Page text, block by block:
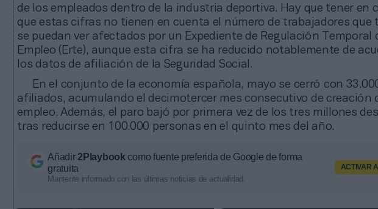
de los empleados dentro de la industria deportiva. Hay que tener en
que estas cifras no tienen en cuenta el número de trabajadores que
se puedan ver afectados por un Expediente de Regulación Temporal
Empleo (Erte), aunque esta cifra se ha reducido notablemente de
los datos de afiliación de la Seguridad Social.
En el conjunto de la economía española, mayo se cerró con
afiliados, acumulando el decimotercer mes consecutivo de creación
empleo. Además, el paro bajó por primera vez de los tres millones
tras reducirse en 100.000 personas en el quinto mes del año.
Añadir2Playbook como fuente preferida de Google de forma
gratuita
Mantente informado con las últimas noticias de actualidad.
ACTIVAR